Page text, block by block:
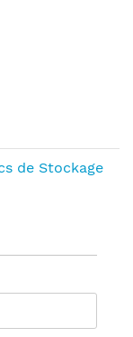
de Stockage